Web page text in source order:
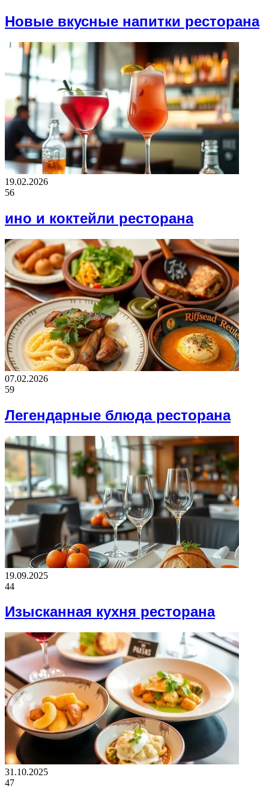
Новые вкусные напитки ресторана
19.02.2026
56
ино и коктейли ресторана
07.02.2026
59
Легендарные блюда ресторана
19.09.2025
44
Изысканная кухня ресторана
31.10.2025
47